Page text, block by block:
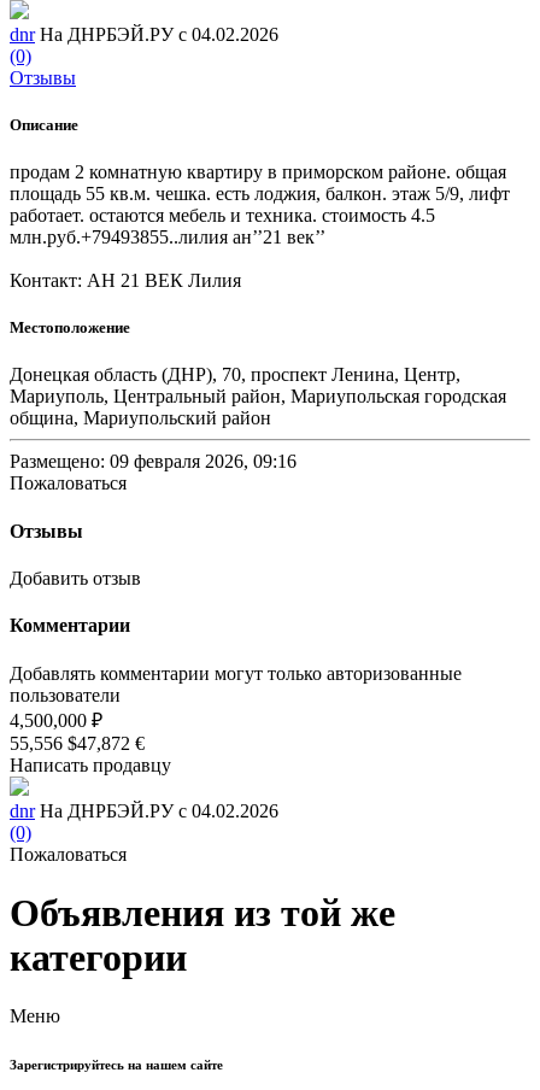
dnr На ДНРБЭЙ.РУ с 04.02.2026
(0)
Отзывы
Описание
продам 2 комнатную квартиру в приморском районе. общая
площадь 55 кв.м. чешка. есть лоджия, балкон. этаж 5/9, лифт
работает. остаются мебель и техника. стоимость 4.5
млн.руб.+79493855..лилия ан’’21 век’’
Контакт: АН 21 ВЕК Лилия
Местоположение
Донецкая область (ДНР), 70, проспект Ленина, Центр,
Мариуполь, Центральный район, Мариупольская городская
община, Мариупольский район
Размещено: 09 февраля 2026, 09:16
Пожаловаться
Отзывы
Добавить отзыв
Комментарии
Добавлять комментарии могут только авторизованные
пользователи
4,500,000 ₽
55,556 $47,872 €
Написать продавцу
dnr На ДНРБЭЙ.РУ с 04.02.2026
(0)
Пожаловаться
Объявления из той же
категории
Меню
Зарегистрируйтесь на нашем сайте